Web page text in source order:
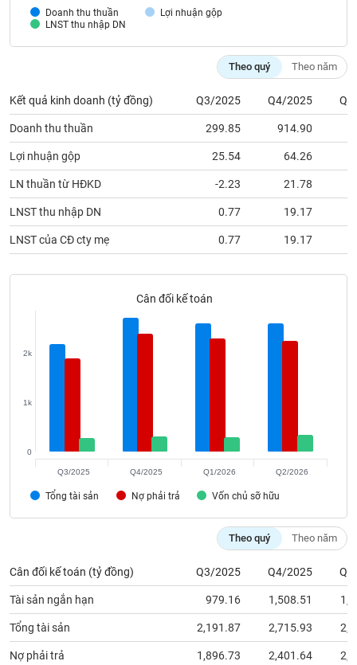
Doanh thu thuần
Lợi nhuận gộp
LNST thu nhập DN
Theo quý Theo năm
Kết quả kinh doanh (tỷ đồng) Q3/2025 Q4/2025
Doanh thu thuần 299.85 914.90
Lợi nhuận gộp 25.54 64.26
LN thuần từ HĐKD -2.23 21.78
LNST thu nhập DN 0.77 19.17
LNST của CĐ cty mẹ 0.77 19.17
Cân đối kế toán
Tổng tài sản Nợ phải trả Vốn chủ sỡ hữu
0
1k
2k
Q3/2025 Q4/2025 Q1/2026 Q2/2026
Theo quý Theo năm
Cân đối kế toán (tỷ đồng) Q3/2025 Q4/2025
Tài sản ngắn hạn 979.16 1,508.51
Tổng tài sản 2,191.87 2,715.93
Nợ phải trả 1,896.73 2,401.64
tức
của
tác
giả
(-)
Báo
cáo
phân
tích
(-)
tạo
chính
Công
cụ